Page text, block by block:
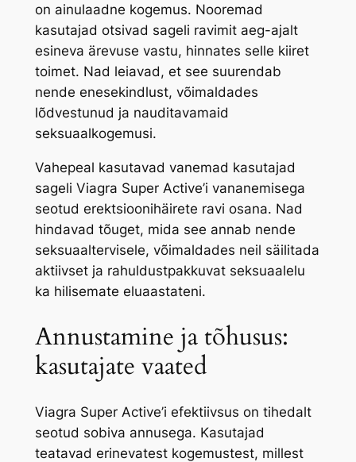
on ainulaadne kogemus. Nooremad
kasutajad otsivad sageli ravimit aeg-ajalt
esineva ärevuse vastu, hinnates selle kiiret
toimet. Nad leiavad, et see suurendab
nende enesekindlust, võimaldades
lõdvestunud ja nauditavamaid
seksuaalkogemusi.
Vahepeal kasutavad vanemad kasutajad
sageli Viagra Super Active’i vananemisega
seotud erektsioonihäirete ravi osana. Nad
hindavad tõuget, mida see annab nende
seksuaaltervisele, võimaldades neil säilitada
aktiivset ja rahuldustpakkuvat seksuaalelu
ka hilisemate eluaastateni.
Annustamine ja tõhusus:
kasutajate vaated
Viagra Super Active’i efektiivsus on tihedalt
seotud sobiva annusega. Kasutajad
teatavad erinevatest kogemustest, millest